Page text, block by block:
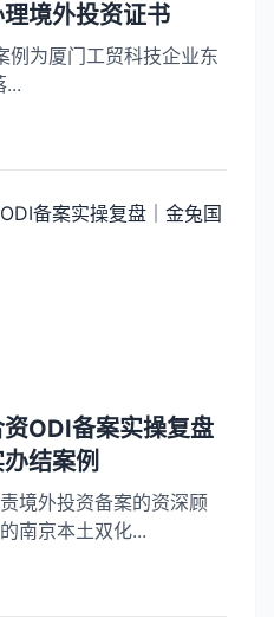
理境外投资证书
为厦门工贸科技企业东
...
ODI备案实操复盘
结案例
境外投资备案的资深顾
南京本土双化...